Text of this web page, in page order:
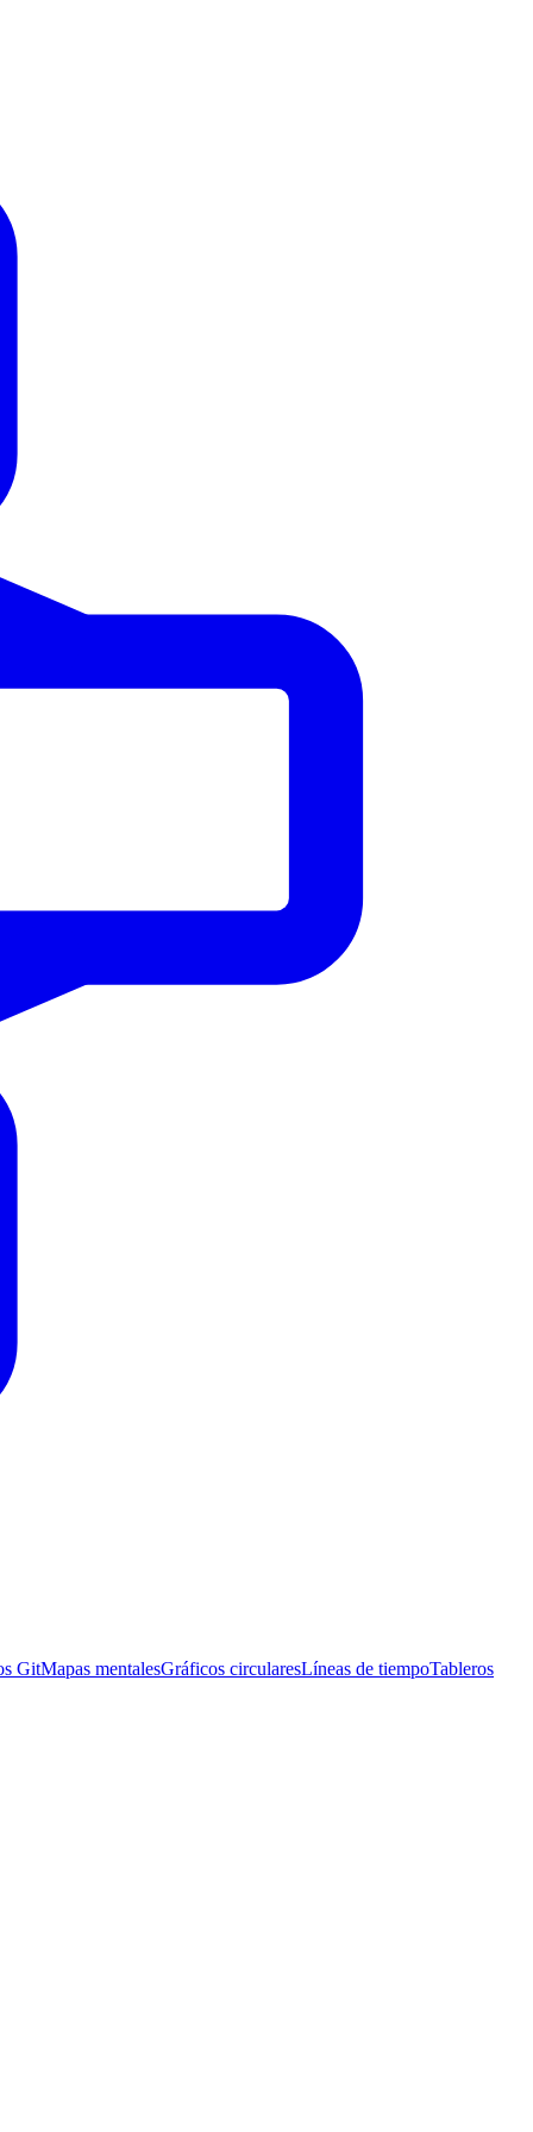
GitMapas mentalesGráficos circularesLíneas de tiempoTableros